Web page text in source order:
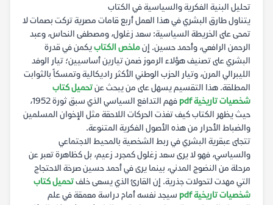
تحليل البنية الفكرية والسياسية في الكتاب
يتناول طارق البشري في هذا العمل أربع قامات مصرية تركت بصمات لا
تمحى على الخريطة السياسية: سعد زغلول، ومصطفى النحاس، وعبد
الرحمن الرافعي، وأحمد حسين. إنملخص الكتابيكمن في قدرة
البشري على تصنيف هؤلاء الرموز ضمن تيارين أساسيين؛ تيار الوفد
الليبرالي المرن، وتيار الحزب الوطني الأكثر راديكالية وتمسكاً بالثوابت
المطلقة. هذا التقسيم يسهل على من يبحث عنتحميل كتاب
شخصيات تاريخية pdf
فهم التدافع السياسي الذي سبق ثورة 1952،
حيث يظهر الكتاب كيف تغذت الحركات اللاحقة مثل الإخوان المسلمين
والضباط الأحرار من هذه الأصول الفكرية المتنوعة.
تتجلى عبقرية البشري في ربط الشخصية بالمحيط الاجتماعي
والسياسي، فهو لا يرى سعد زغلول كمجرد زعيم، بل كظاهرة تعبر عن
مرحلة من النضوج المدني، بينما يرى في أحمد حسين صرخة الاحتجاج
التي مهدت لتحولات جذرية. إن القارئ الذي يسعى خلفتحميل كتاب
شخصيات تاريخية pdf
سيجد نفسه أمام دراسة معمقة في علم